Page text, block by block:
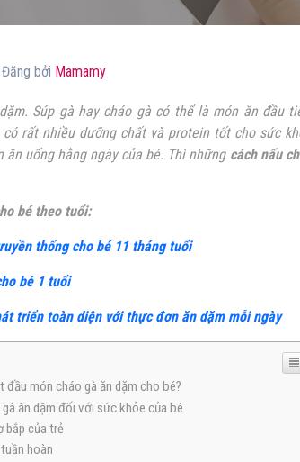
bởi Mamamy
Súp gà hay cháo gà có thể là món ăn đầu
rất nhiều dưỡng chất và protein tốt cho sức
ăn uống hằng ngày của bé. Thì những cách nấu
bé theo tuổi:
thống cho bé 11 tháng tuổi
bé 1 tuổi
triển toàn diện với thực đơn ăn dặm mỗi ngày
đầu món cháo gà ăn dặm cho bé?
ăn dặm đối với sức khỏe của bé
bắp của trẻ
hoàn